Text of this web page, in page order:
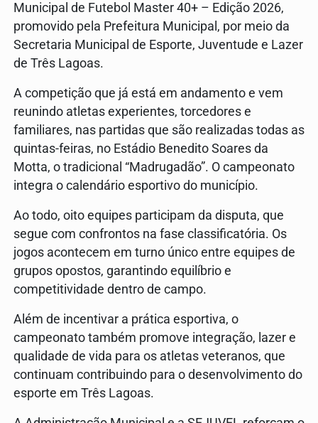
Municipal de Futebol Master 40+ – Edição 2026,
promovido pela Prefeitura Municipal, por meio da
Secretaria Municipal de Esporte, Juventude e Lazer
de Três Lagoas.
A competição que já está em andamento e vem
reunindo atletas experientes, torcedores e
familiares, nas partidas que são realizadas todas as
quintas-feiras, no Estádio Benedito Soares da
Motta, o tradicional “Madrugadão”. O campeonato
integra o calendário esportivo do município.
Ao todo, oito equipes participam da disputa, que
segue com confrontos na fase classificatória. Os
jogos acontecem em turno único entre equipes de
grupos opostos, garantindo equilíbrio e
competitividade dentro de campo.
Além de incentivar a prática esportiva, o
campeonato também promove integração, lazer e
qualidade de vida para os atletas veteranos, que
continuam contribuindo para o desenvolvimento do
esporte em Três Lagoas.